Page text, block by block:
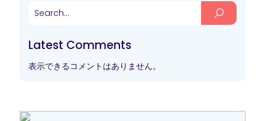
Latest Comments
表示できるコメントはありません。